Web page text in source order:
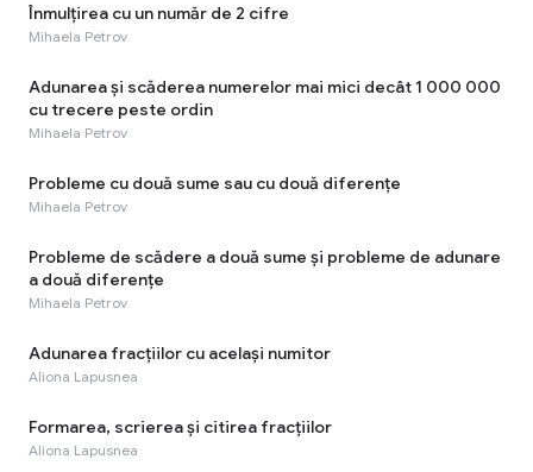
Înmulțirea cu un număr de 2 cifre
Mihaela Petrov
Adunarea și scăderea numerelor mai mici decât 1 000 000
cu trecere peste ordin
Mihaela Petrov
Probleme cu două sume sau cu două diferențe
Mihaela Petrov
Probleme de scădere a două sume și probleme de adunare
a două diferențe
Mihaela Petrov
Adunarea fracțiilor cu același numitor
Aliona Lapusnea
Formarea, scrierea și citirea fracțiilor
Aliona Lapusnea